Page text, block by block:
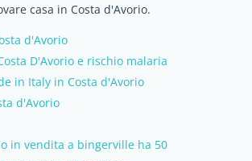
casa in Costa d'Avorio.
d'Avorio
D'Avorio e rischio malaria
in Italy in Costa d'Avorio
d'Avorio
in vendita a bingerville ha 50